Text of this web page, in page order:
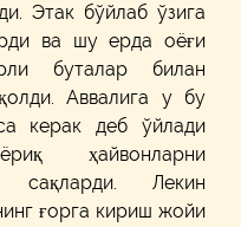
Этак бўйлаб ўзига
ва шу ерда оёғи
буталар билан
Аввалига у бу
керак деб ўйлади
ҳайвонларни
сақларди. Лекин
ғорга кириш жойи